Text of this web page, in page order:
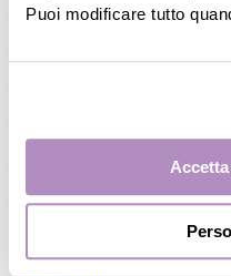
Puoi modificare tutto
―Succhietti
Conservalatte Materno
―Massaggiagengive